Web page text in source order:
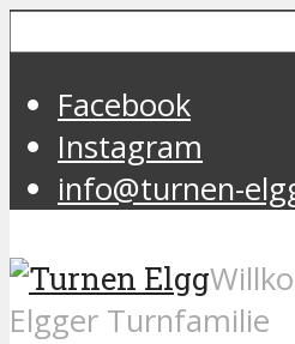
Facebook
Instagram
info@turnen-
Elgger Turnfamilie